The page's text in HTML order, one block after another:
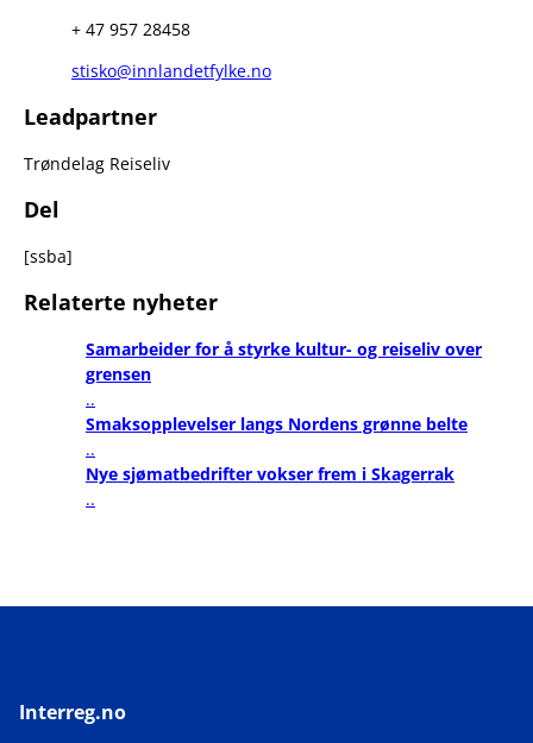
+ 47 957 28458
stisko@innlandetfylke.no
Leadpartner
Trøndelag Reiseliv
Del
[ssba]
Relaterte nyheter
Samarbeider for å styrke kultur- og reiseliv over
grensen
..
Smaksopplevelser langs Nordens grønne belte
..
Nye sjømatbedrifter vokser frem i Skagerrak
..
Interreg.no